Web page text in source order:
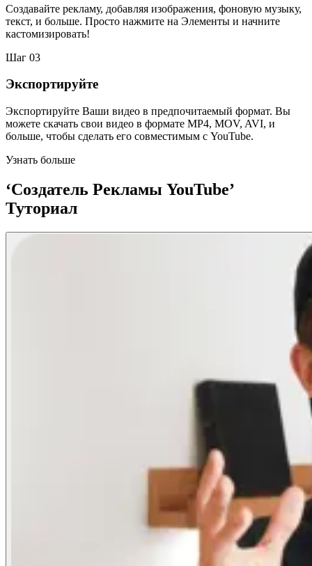
Создавайте рекламу, добавляя изображения, фоновую музыку,
текст, и больше. Просто нажмите на Элементы и начните
кастомизировать!
Шаг 03
Экспортируйте
Экспортируйте Ваши видео в предпочитаемый формат. Вы
можете скачать свои видео в формате MP4, MOV, AVI, и
больше, чтобы сделать его совместимым с YouTube.
Узнать больше
‘Создатель Рекламы YouTube’
Туториал